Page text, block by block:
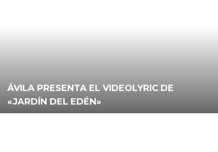
ÁVILA PRESENTA EL VIDEOLYRIC DE
«JARDÍN DEL EDÉN»